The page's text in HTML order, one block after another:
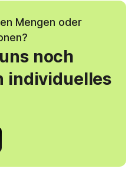
Mengen oder
noch
individuelles